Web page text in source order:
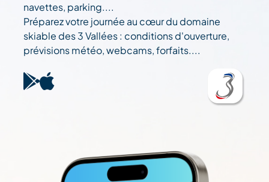
navettes, parking....
Préparez votre journée au cœur du domaine
skiable des 3 Vallées : conditions d'ouverture,
prévisions météo, webcams, forfaits....